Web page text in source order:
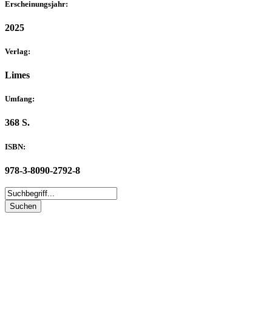
Erscheinungsjahr:
2025
Verlag:
Limes
Umfang:
368 S.
ISBN:
978-3-8090-2792-8